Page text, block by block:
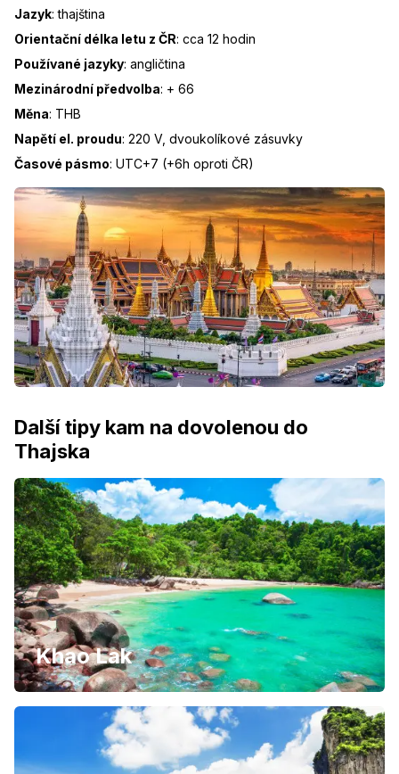
Jazyk:thajština
Orientační délka letu z ČR: cca 12 hodin
Používané jazyky: angličtina
Mezinárodní předvolba: + 66
Měna: THB
Napětí el. proudu: 220 V, dvoukolíkové zásuvky
Časové pásmo: UTC+7 (+6h oproti ČR)
Další tipy kam na dovolenou do
Thajska
Khao Lak